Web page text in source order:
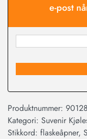
e-post
Produktnummer:
Kategori: Suvenir
Stikkord: flaskeåpner,